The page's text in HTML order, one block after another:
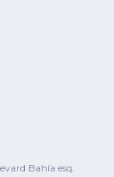
Bahía esq.